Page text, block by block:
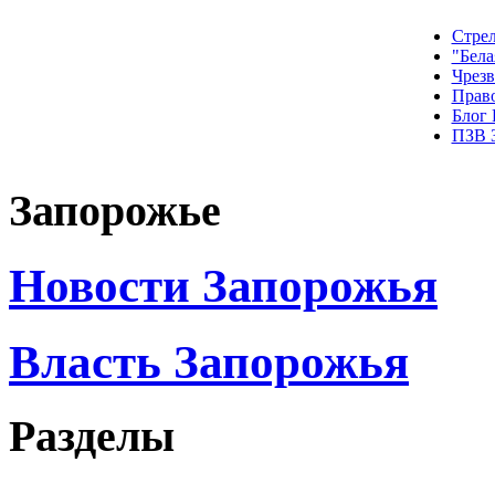
Блог
ПЗВ
Запорожье
Новости Запорожья
Власть Запорожья
Разделы